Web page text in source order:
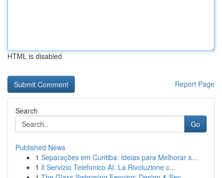
HTML is disabled
Report Page
Search
Go
Published News
1 Separações em Curitiba: Ideias para Melhorar s...
1 Il Servizio Telefonico AI: La Rivoluzione c...